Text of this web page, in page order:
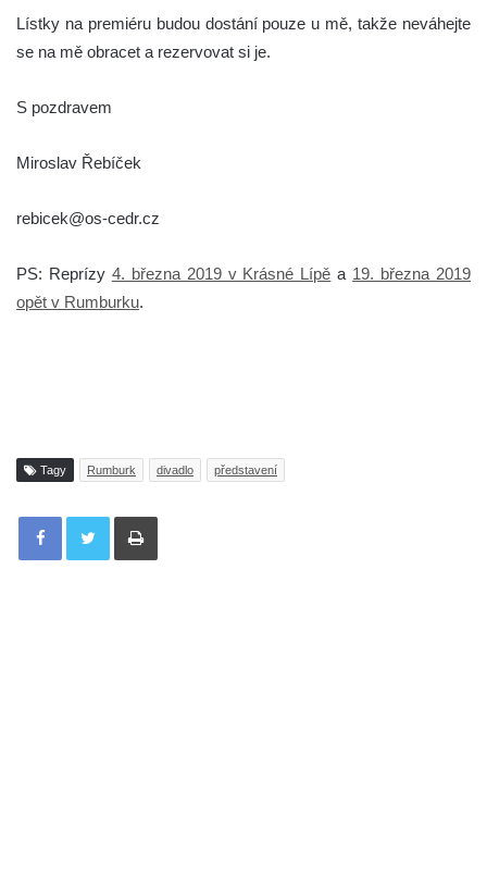
Lístky na premiéru budou dostání pouze u mě, takže neváhejte
se na mě obracet a rezervovat si je.
S pozdravem
Miroslav Řebíček
rebicek@os-cedr.cz
PS: Reprízy 4. března 2019 v Krásné Lípě a 19. března 2019
opět v Rumburku.
Tagy Rumburk divadlo představení
Tisknout